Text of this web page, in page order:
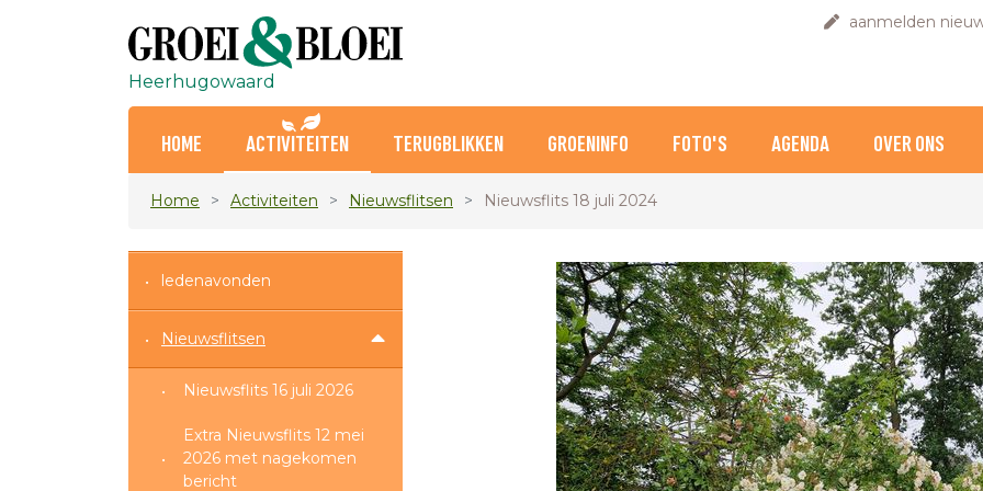
aanmelden
Heerhugowaard
HOME ACTIVITEITEN TERUGBLIKKEN GROENINFO FOTO'S AGENDA OVER ONS
Home Activiteiten Nieuwsflitsen Nieuwsflits 18 juli 2024
ledenavonden
Nieuwsflitsen
Nieuwsflits 16 juli 2026
Extra Nieuwsflits 12 mei
2026 met nagekomen
bericht